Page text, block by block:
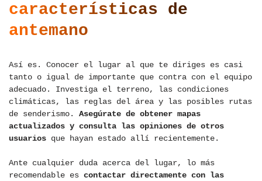
características de
antemano
Así es. Conocer el lugar al que te diriges es casi
tanto o igual de importante que contra con el equipo
adecuado. Investiga el terreno, las condiciones
climáticas, las reglas del área y las posibles rutas
de senderismo. Asegúrate de obtener mapas
actualizados y consulta las opiniones de otros
usuarios que hayan estado allí recientemente.
Ante cualquier duda acerca del lugar, lo más
recomendable es contactar directamente con las